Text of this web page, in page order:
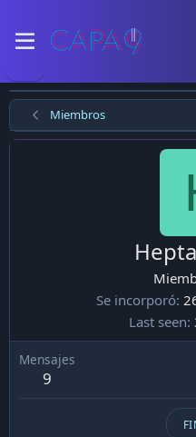
Miembros
Se incorporó
Last seen
Mensajes
9